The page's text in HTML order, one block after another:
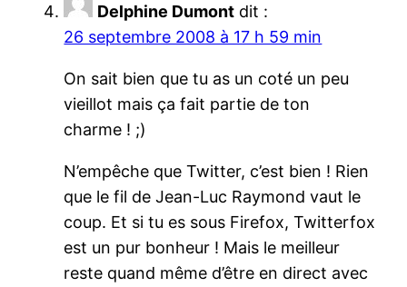
Delphine Dumont dit :
26 septembre 2008 à 17 h 59 min
On sait bien que tu as un coté un peu
vieillot mais ça fait partie de ton
charme ! ;)
N’empêche que Twitter, c’est bien ! Rien
que le fil de Jean-Luc Raymond vaut le
coup. Et si tu es sous Firefox, Twitterfox
est un pur bonheur ! Mais le meilleur
reste quand même d’être en direct avec